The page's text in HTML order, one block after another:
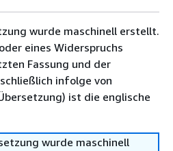
wurde maschinell erstellt.
eines Widerspruchs
Fassung und der
infolge von
ist die englische
wurde maschinell